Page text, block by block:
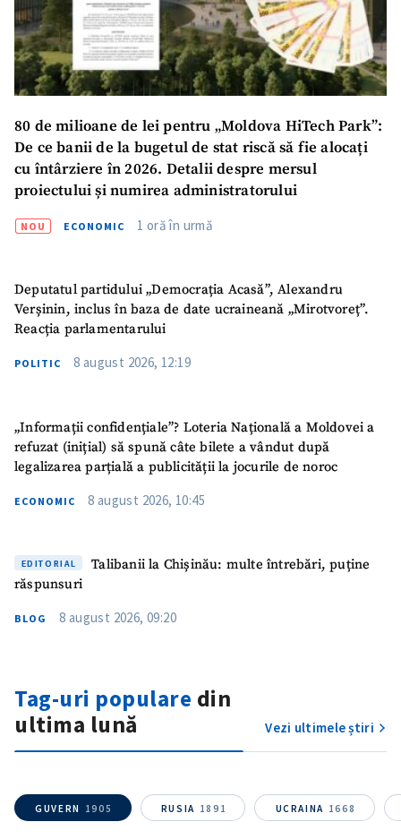
80 de milioane de lei pentru „Moldova HiTech Park”:
De ce banii de la bugetul de stat riscă să fie alocați
cu întârziere în 2026. Detalii despre mersul
proiectului și numirea administratorului
NOU ECONOMIC 1 oră în urmă
Deputatul partidului „Democrația Acasă”, Alexandru
Verșinin, inclus în baza de date ucraineană „Mirotvoreț”.
Reacția parlamentarului
POLITIC 8 august 2026, 12:19
„Informații confidențiale”? Loteria Națională a Moldovei a
refuzat (inițial) să spună câte bilete a vândut după
legalizarea parțială a publicității la jocurile de noroc
ECONOMIC 8 august 2026, 10:45
EDITORIAL
Talibanii la Chișinău: multe întrebări, puține
răspunsuri
BLOG 8 august 2026, 09:20
Tag-uri populare din
ultima lună
Vezi ultimele știri
GUVERN 1905 RUSIA 1891 UCRAINA 1668
ȘTIREA MEA
Titlu știre
+ Adaugă titlu
Mesajul știrei
+ Mesajul știrei
CONTACT SURSĂ
Nume+ Numele meu